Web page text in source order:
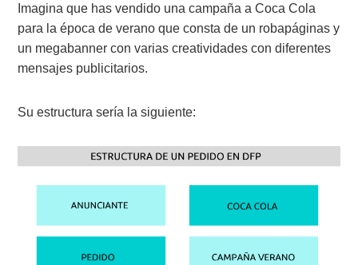
Imagina que has vendido una campaña a Coca Cola
para la época de verano que consta de un robapáginas y
un megabanner con varias creatividades con diferentes
mensajes publicitarios.
Su estructura sería la siguiente: